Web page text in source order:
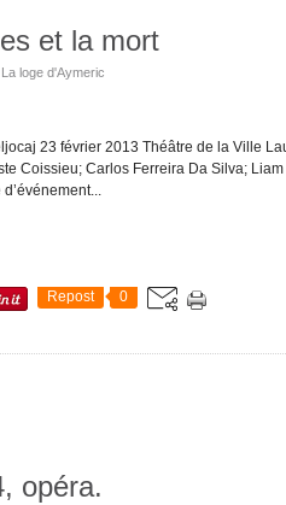
et la mort
loge d'Aymeric
23 février 2013 Théâtre de la Ville
Coissieu; Carlos Ferreira Da Silva;
Repost 0
opéra.